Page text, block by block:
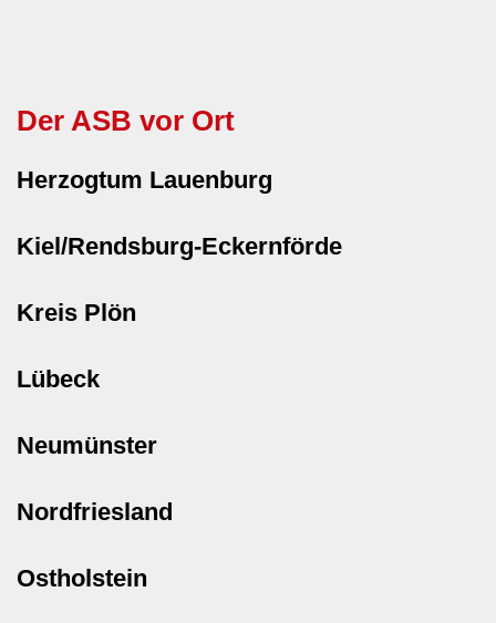
Der ASB vor Ort
Herzogtum Lauenburg
Kiel/Rendsburg-Eckernförde
Kreis Plön
Lübeck
Neumünster
Nordfriesland
Ostholstein